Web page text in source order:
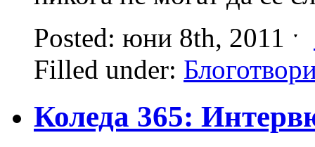
Posted: юни 8th, 2011 ˑ
Filled under:
Коледа 365: